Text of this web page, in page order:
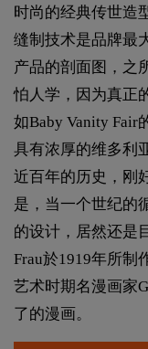
时尚的经典传世造
缝制技术是品牌最
产品的剖面图，之
怕人学，因为真正
如Baby Vanity Fair
具有浓厚的维多利
近百年的历史，刚
是，当一个世纪的
的设计，居然还是
Frau於1919年所制
艺术时期名漫画家
了的漫画。